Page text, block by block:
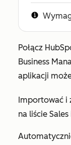
Połącz
Business
aplikacji
Importować i
na liście